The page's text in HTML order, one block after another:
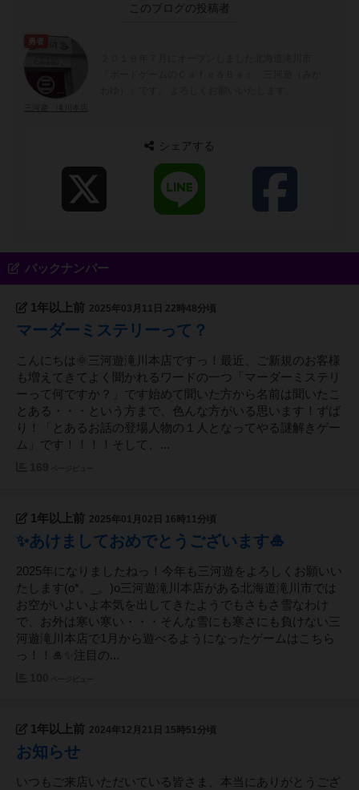
このブログの投稿者
勇者
シェアする
バックナンバー
1年以上前 2025年03月11日 22時48分頃
マーダーミステリーって？
こんにちは🌞三河遊滝川本店ですっ！最近、ご新規のお客様
も増えてきてよく聞かれるワードの一つ「マーダーミステリ
ーって何ですか？」です始めて聞いた方から名前は聞いたこ
とある・・・という方まで、色んな方がいる思います！ずば
り！「とあるお話の登場人物の１人となってやる謎解きゲー
ム」です！！！！そして、...
1年以上前 2025年01月02日 16時11分頃
✨あけましておめでとうございます🎍
2025年になりましたねっ！今年も三河遊をよろしくお願いい
たします(o*。_。)o三河遊滝川本店がある北海道滝川市では
お空がいよいよ本気を出してきたようでもさもさ雪なわけ
で、お外は寒い寒い・・・そんな雪にも寒さにも負けない三
河遊滝川本店で1月から遊べるようになったゲームはこちら
っ！！🎍✨注目の...
1年以上前 2024年12月21日 15時51分頃
お知らせ
いつもご来店いただいている皆さま、本当にありがとうござ